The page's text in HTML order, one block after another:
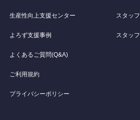
生産性向上支援センター
よろず支援事例
よくあるご質問(Q&A)
ご利用規約
プライバシーポリシー
スタッ
スタッ